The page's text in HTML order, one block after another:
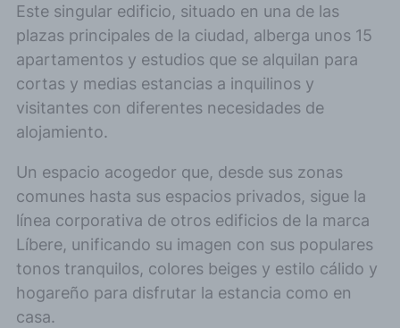
Este singular edificio, situado en una de las
plazas principales de la ciudad, alberga unos 15
apartamentos y estudios que se alquilan para
cortas y medias estancias a inquilinos y
visitantes con diferentes necesidades de
alojamiento.
Un espacio acogedor que, desde sus zonas
comunes hasta sus espacios privados, sigue la
línea corporativa de otros edificios de la marca
Líbere, unificando su imagen con sus populares
tonos tranquilos, colores beiges y estilo cálido y
hogareño para disfrutar la estancia como en
casa.